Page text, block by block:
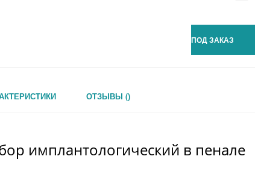
ПОД ЗАКАЗ
ОТЗЫВЫ ()
имплантологический в пенале